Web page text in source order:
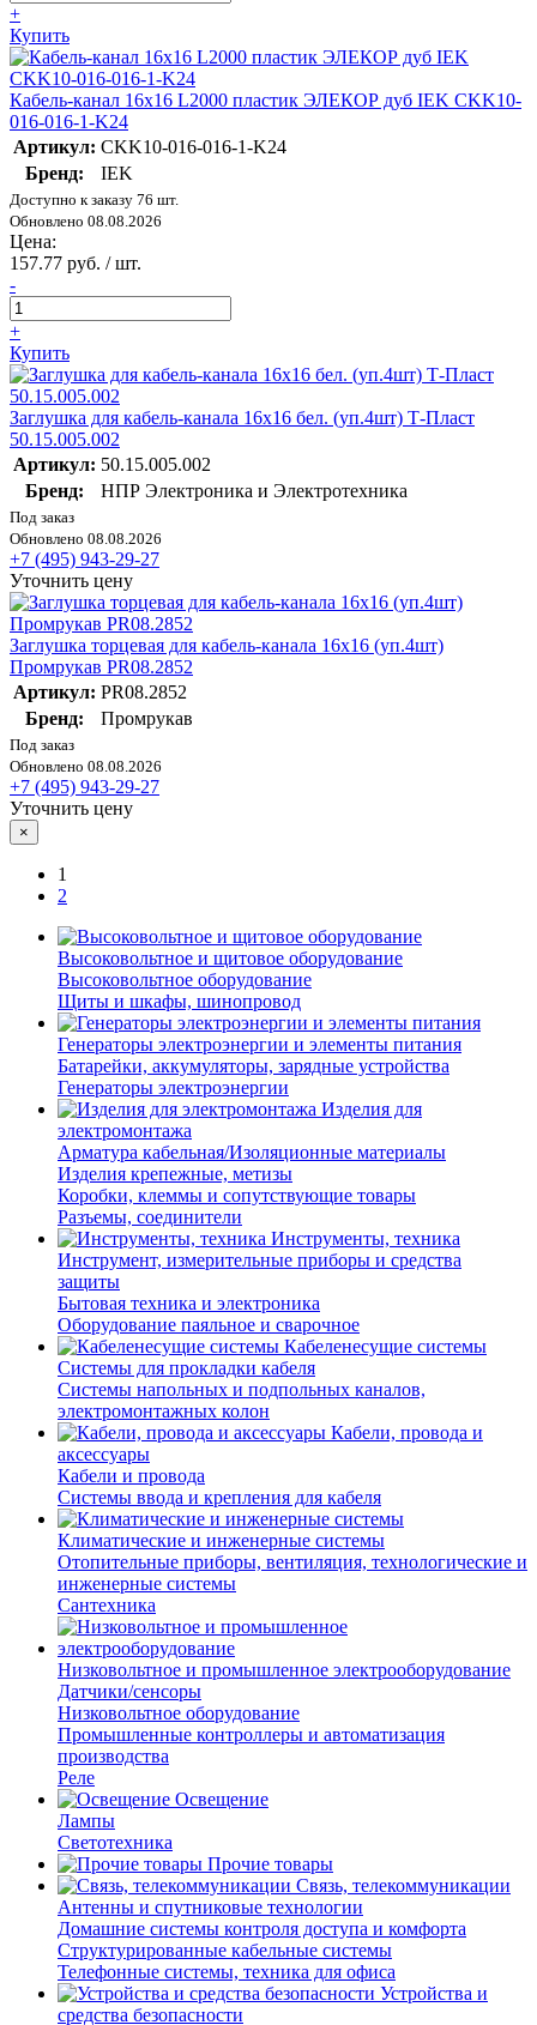
+
Купить
Кабель-канал 16х16 L2000 пластик ЭЛЕКОР дуб IEK CKK10-
016-016-1-K24
Артикул: CKK10-016-016-1-K24
Бренд:
IEK
Доступно к заказу 76 шт.
Обновлено 08.08.2026
Цена:
157.77 руб. / шт.
-
+
Купить
Заглушка для кабель-канала 16х16 бел. (уп.4шт) Т-Пласт
50.15.005.002
Артикул: 50.15.005.002
Бренд:
НПР Электроника и Электротехника
Под заказ
Обновлено 08.08.2026
+7 (495) 943-29-27
Уточнить цену
Заглушка торцевая для кабель-канала 16х16 (уп.4шт)
Промрукав PR08.2852
Артикул: PR08.2852
Бренд:
Промрукав
Под заказ
Обновлено 08.08.2026
+7 (495) 943-29-27
Уточнить цену
×
1
2
Высоковольтное и щитовое оборудование
Высоковольтное оборудование
Щиты и шкафы, шинопровод
Генераторы электроэнергии и элементы питания
Батарейки, аккумуляторы, зарядные устройства
Генераторы электроэнергии
Изделия для
электромонтажа
Арматура кабельная/Изоляционные материалы
Изделия крепежные, метизы
Коробки, клеммы и сопутствующие товары
Разъемы, соединители
Инструменты, техника
Инструмент, измерительные приборы и средства
защиты
Бытовая техника и электроника
Оборудование паяльное и сварочное
Кабеленесущие системы
Системы для прокладки кабеля
Системы напольных и подпольных каналов,
электромонтажных колон
Кабели, провода и
аксессуары
Кабели и провода
Системы ввода и крепления для кабеля
Климатические и инженерные системы
Отопительные приборы, вентиляция, технологические и
инженерные системы
Сантехника
Низковольтное и промышленное электрооборудование
Датчики/сенсоры
Низковольтное оборудование
Промышленные контроллеры и автоматизация
производства
Реле
Освещение
Лампы
Светотехника
Прочие товары
Связь, телекоммуникации
Антенны и спутниковые технологии
Домашние системы контроля доступа и комфорта
Структурированные кабельные системы
Телефонные системы, техника для офиса
Устройства и
средства безопасности